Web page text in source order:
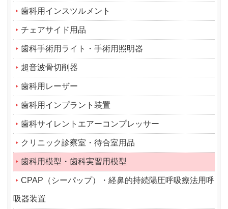
歯科用インスツルメント
チェアサイド用品
歯科手術用ライト・手術用照明器
超音波骨切削器
歯科用レーザー
歯科用インプラント装置
歯科サイレントエアーコンプレッサー
クリニック診察室・待合室用品
歯科用模型・歯科実習用模型
CPAP（シーパップ）・経鼻的持続陽圧呼吸療法用呼
吸器装置